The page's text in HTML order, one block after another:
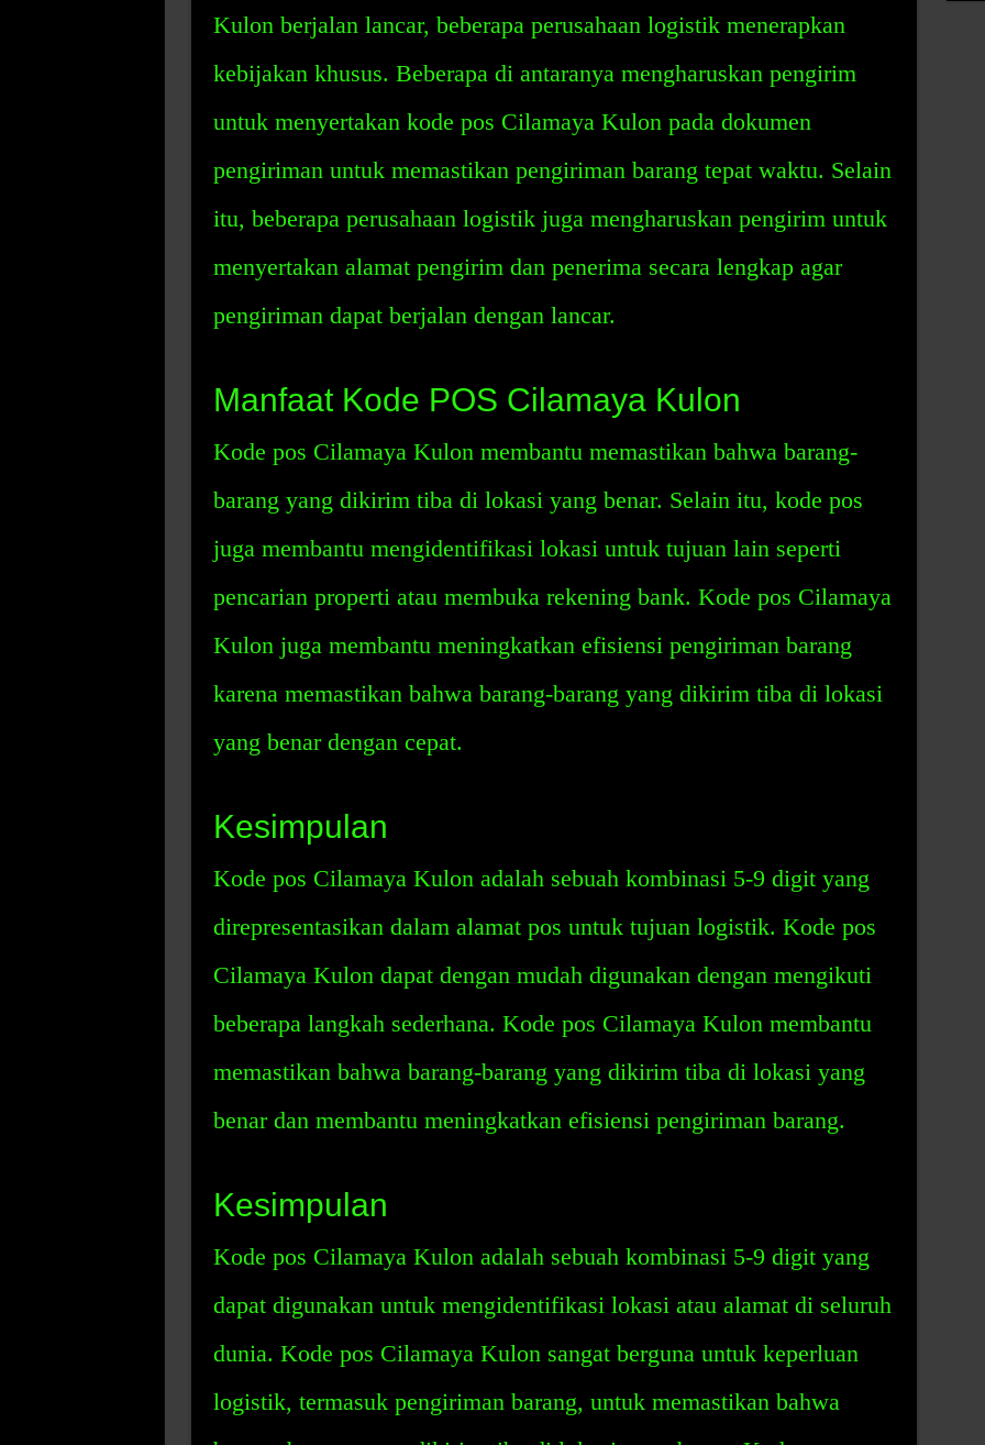
Kulon berjalan lancar, beberapa perusahaan logistik menerapkan
kebijakan khusus. Beberapa di antaranya mengharuskan pengirim
untuk menyertakan kode pos Cilamaya Kulon pada dokumen
pengiriman untuk memastikan pengiriman barang tepat waktu. Selain
itu, beberapa perusahaan logistik juga mengharuskan pengirim untuk
menyertakan alamat pengirim dan penerima secara lengkap agar
pengiriman dapat berjalan dengan lancar.
Manfaat Kode POS Cilamaya Kulon
Kode pos Cilamaya Kulon membantu memastikan bahwa barang-
barang yang dikirim tiba di lokasi yang benar. Selain itu, kode pos
juga membantu mengidentifikasi lokasi untuk tujuan lain seperti
pencarian properti atau membuka rekening bank. Kode pos Cilamaya
Kulon juga membantu meningkatkan efisiensi pengiriman barang
karena memastikan bahwa barang-barang yang dikirim tiba di lokasi
yang benar dengan cepat.
Kesimpulan
Kode pos Cilamaya Kulon adalah sebuah kombinasi 5-9 digit yang
direpresentasikan dalam alamat pos untuk tujuan logistik. Kode pos
Cilamaya Kulon dapat dengan mudah digunakan dengan mengikuti
beberapa langkah sederhana. Kode pos Cilamaya Kulon membantu
memastikan bahwa barang-barang yang dikirim tiba di lokasi yang
benar dan membantu meningkatkan efisiensi pengiriman barang.
Kesimpulan
Kode pos Cilamaya Kulon adalah sebuah kombinasi 5-9 digit yang
dapat digunakan untuk mengidentifikasi lokasi atau alamat di seluruh
dunia. Kode pos Cilamaya Kulon sangat berguna untuk keperluan
logistik, termasuk pengiriman barang, untuk memastikan bahwa